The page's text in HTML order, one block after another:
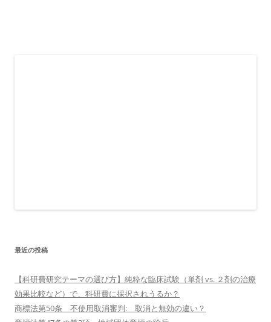
最近の投稿
【科研費研究テーマの選び方】純粋な臨床試験（単剤 vs. ２剤の治療
効果比較など）で、科研費に採択されうるか？
商標法第50条 不使用取消審判: 取消と無効の違い？